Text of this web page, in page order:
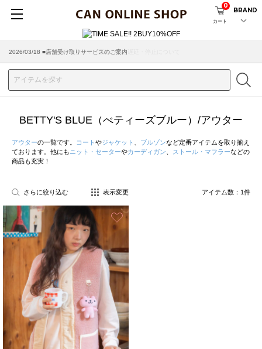
カート
0
BRAND
2026/03/18 ■店舗受け取りサービスのご案内
BETTY'S BLUE（べティーズブルー）/アウター
アウターの一覧です。 コート やジャケット ブルゾンなど定番アイテムを取り揃え
ております。他にも ニット・セーターやカーディガン ストール・マフラーなどの
商品も充実！
さらに絞り込む 表示変更 アイテム数： 1件
お気に入り